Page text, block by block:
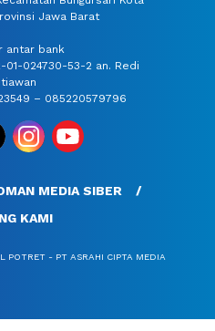
Jawa Barat
antar bank
01-024730-53-2 an. Redi
– 085220579796
MEDIA SIBER
KAMI
- PT ASRAHI CIPTA MEDIA